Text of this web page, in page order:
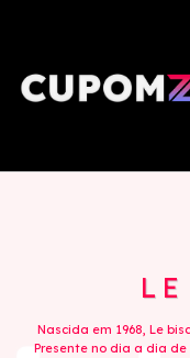
Nascida em 1968, Le
Presente no dia a dia